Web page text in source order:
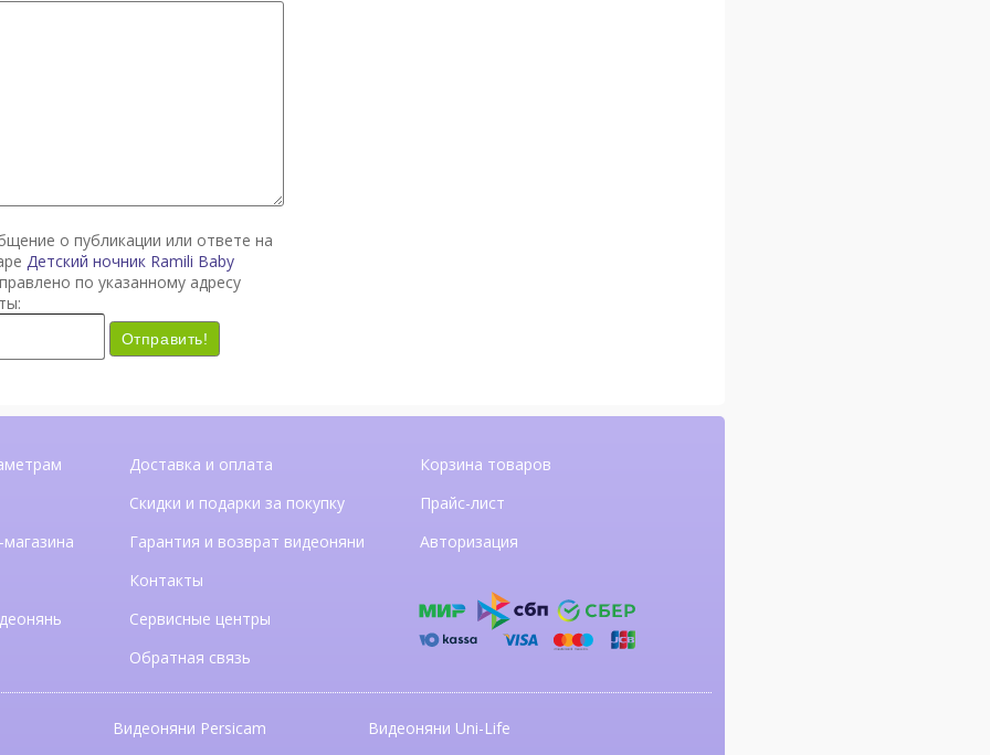
о публикации или ответе на
Детский ночник Ramili Baby
по указанному адресу
Отправить!
Доставка и оплата
Скидки и подарки за покупку
Гарантия и возврат видеоняни
Контакты
Сервисные центры
Обратная связь
Корзина товаров
Прайс-лист
Авторизация
Видеоняни Persicam Видеоняни Uni-Life